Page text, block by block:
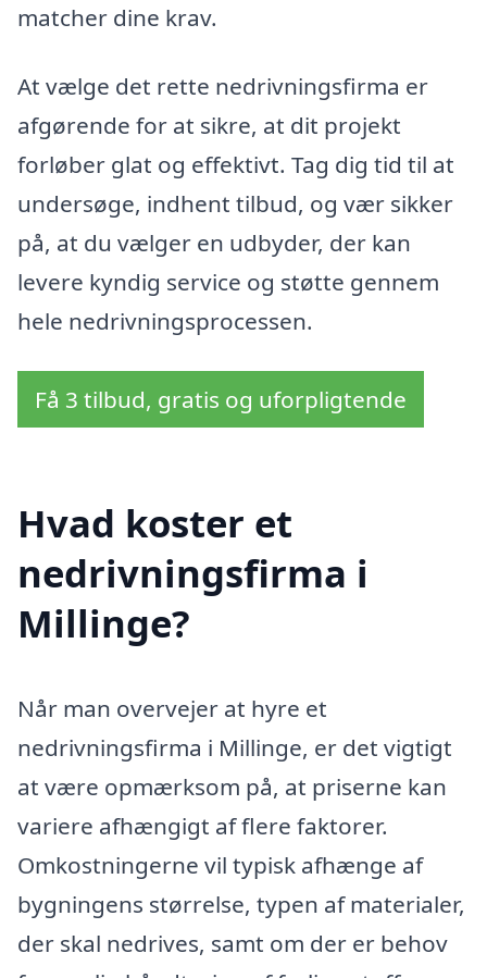
matcher dine krav.
At vælge det rette nedrivningsfirma er
afgørende for at sikre, at dit projekt
forløber glat og effektivt. Tag dig tid til at
undersøge, indhent tilbud, og vær sikker
på, at du vælger en udbyder, der kan
levere kyndig service og støtte gennem
hele nedrivningsprocessen.
Få 3 tilbud, gratis og uforpligtende
Hvad koster et
nedrivningsfirma i
Millinge?
Når man overvejer at hyre et
nedrivningsfirma i Millinge, er det vigtigt
at være opmærksom på, at priserne kan
variere afhængigt af flere faktorer.
Omkostningerne vil typisk afhænge af
bygningens størrelse, typen af materialer,
der skal nedrives, samt om der er behov